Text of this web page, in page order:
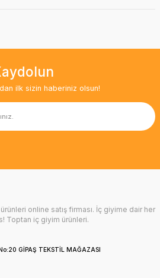
ilk sizin haberiniz olsun!
online satış firması. İç giyime dair her
Toptan iç giyim ürünleri.
GİPAŞ TEKSTİL MAĞAZASI